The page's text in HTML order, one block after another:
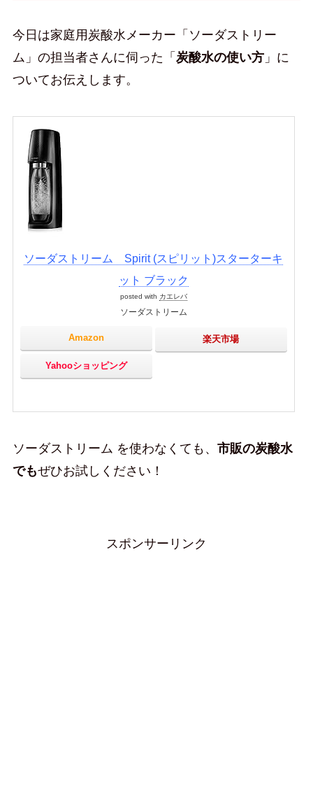
今日は家庭用炭酸水メーカー「ソーダストリー
ム」の担当者さんに伺った「 炭酸水の使い方」に
ついてお伝えします。
ソーダストリーム Spirit (スピリット)スターターキ
ット ブラック
posted with カエレバ
ソーダストリーム
Amazon 楽天市場
Yahooショッピング
ソーダストリーム を使わなくても、 市販の炭酸水
でもぜひお試しください！
スポンサーリンク